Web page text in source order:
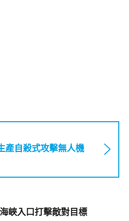
產自殺式攻擊無人機
峽入口打擊敵對目標